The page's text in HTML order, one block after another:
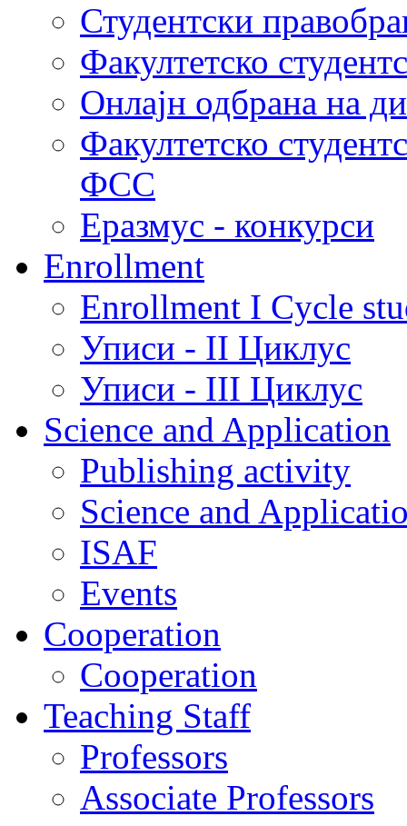
Студентски
Факултетско
Онлајн одбрана на
Факултетско
ФСС
Еразмус - конкурси
Enrollment
Enrollment I Cycle
Уписи - II Циклус
Уписи - III Циклус
Science and Application
Publishing activity
Science and
ISAF
Events
Cooperation
Cooperation
Teaching Staff
Professors
Associate Professors